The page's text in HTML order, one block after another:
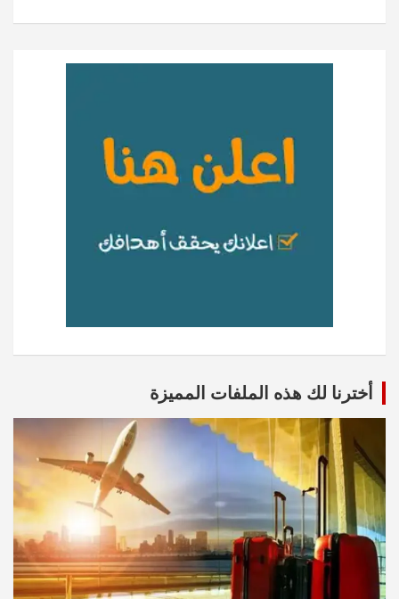
أخترنا لك هذه الملفات المميزة